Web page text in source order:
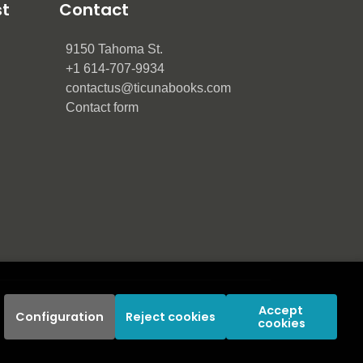
Contact
9150 Tahoma St.
+1 614-707-9934
contactus@ticunabooks.com
Contact form
Configuration Reject cookies
Accept
cookies